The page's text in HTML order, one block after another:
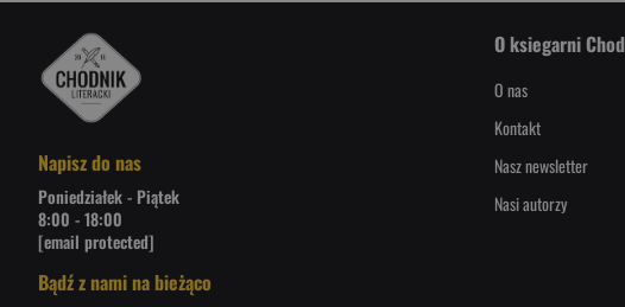
Napisz do nas
Poniedziałek - Piątek
8:00 - 18:00
[email protected]
Bądź z nami na bieżąco
O ksiegarni
O nas
Kontakt
Nasz newsletter
Nasi autorzy